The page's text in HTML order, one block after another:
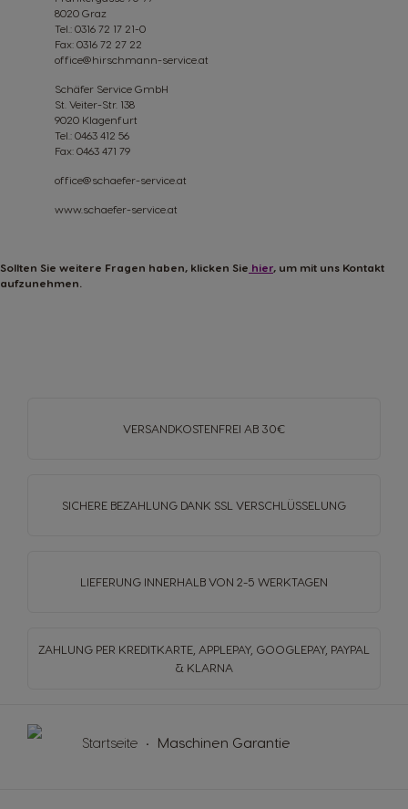
8020 Graz
Tel.: 0316 72 17 21-0
Fax: 0316 72 27 22
office@hirschmann-service.at
Schäfer Service GmbH
St. Veiter-Str. 138
9020 Klagenfurt
Tel.: 0463 412 56
Fax: 0463 471 79
office@schaefer-service.at
www.schaefer-service.at
Sollten Sie weitere Fragen haben, klicken Sie hier, um mit uns Kontakt
aufzunehmen.
VERSANDKOSTENFREI AB 30€
SICHERE BEZAHLUNG DANK SSL VERSCHLÜSSELUNG
LIEFERUNG INNERHALB VON 2-5 WERKTAGEN
ZAHLUNG PER KREDITKARTE, APPLEPAY, GOOGLEPAY, PAYPAL
& KLARNA
Startseite Maschinen Garantie